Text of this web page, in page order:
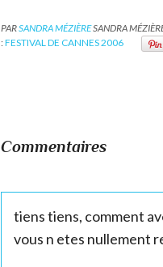
PARSANDRA MÉZIÈRESANDRA
:FESTIVAL DE CANNES 2006
Commentaires
tiens tiens, comment
vous n etes nullement